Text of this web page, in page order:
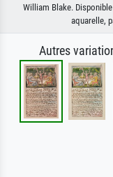
William Blake.
aquarelle,
Autres